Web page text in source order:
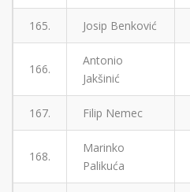
165. Josip Benković
166.
Antonio
Jakšinić
167. Filip Nemec
168.
Marinko
Palikuća